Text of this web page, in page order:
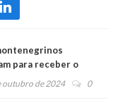
para receber o
outubro de 2024 0